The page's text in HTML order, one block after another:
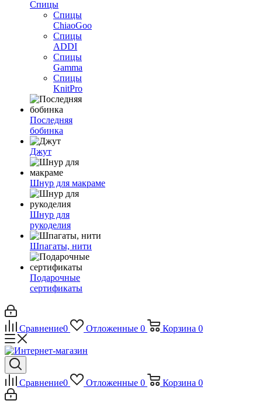
Спицы
Спицы
ChiaoGoo
Спицы
ADDI
Спицы
Gamma
Спицы
KnitPro
Последняя
бобинка
Джут
Шнур для макраме
Шнур для
рукоделия
Шпагаты, нити
Подарочные
сертификаты
Сравнение0 Отложенные 0 Корзина 0
Сравнение0 Отложенные 0 Корзина 0